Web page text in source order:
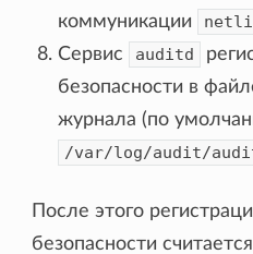
коммуникации
Сервис
auditd
безопасности в
журнала (по
/var/log/audit/
После этого
безопасности